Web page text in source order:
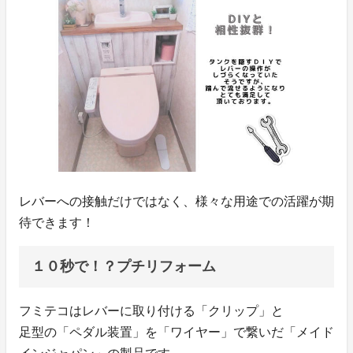
レバーへの接触だけではなく、様々な用途での活躍が期
待できます！
１０秒で！？プチリフォーム
フミテコはレバーに取り付ける「クリップ」と
足型の「ペダル装置」を「ワイヤー」で繋いだ「メイド